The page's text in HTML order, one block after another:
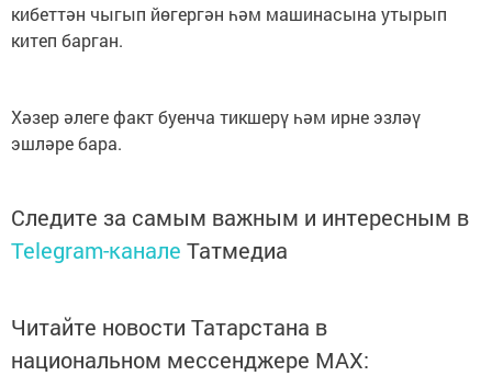
кибеттән чыгып йөгергән һәм машинасына утырып
китеп барган.
Хәзер әлеге факт буенча тикшерү һәм ирне эзләү
эшләре бара.
Следите за самым важным и интересным в
Telegram-канале Татмедиа
Читайте новости Татарстана в
национальном мессенджере MАХ: